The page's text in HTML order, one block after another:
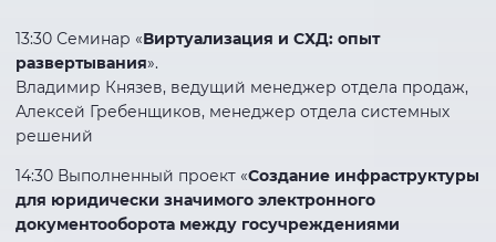
13:30 Семинар «Виртуализация и СХД: опыт
развертывания».
Владимир Князев, ведущий менеджер отдела продаж,
Алексей Гребенщиков, менеджер отдела системных
решений
14:30 Выполненный проект «Создание инфраструктуры
для юридически значимого электронного
документооборота между госучреждениями